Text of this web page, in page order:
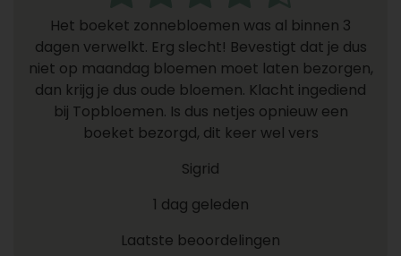
Het boeket zonnebloemen was al binnen 3
dagen verwelkt. Erg slecht! Bevestigt dat je dus
niet op maandag bloemen moet laten bezorgen,
dan krijg je dus oude bloemen. Klacht ingediend
bij Topbloemen. Is dus netjes opnieuw een
boeket bezorgd, dit keer wel vers
Sigrid
1 dag geleden
Laatste beoordelingen